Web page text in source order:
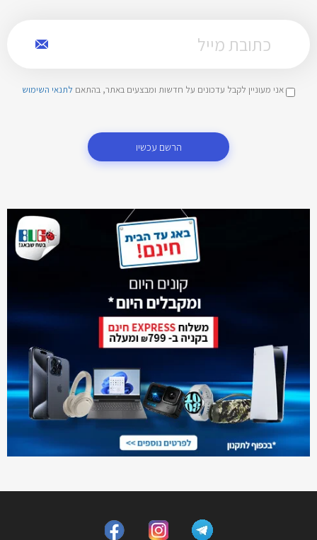
אני מעוניין לקבל עדכונים על חדשות ומבצעים באתר, בהתאם לתנאי השימוש
הרשם עכשיו